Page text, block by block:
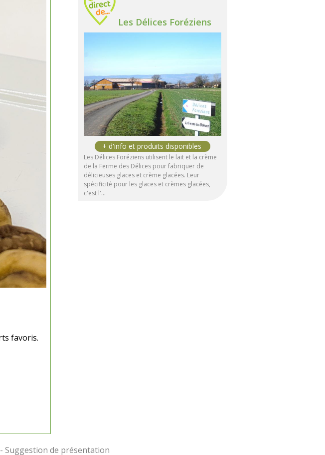
favoris.
Les Délices Foréziens
Les Délices Foréziens utilisent le lait et la crème
de la Ferme des Délices pour fabriquer de
délicieuses glaces et crème glacées. Leur
spécificité pour les glaces et crèmes glacées,
c'est l'…